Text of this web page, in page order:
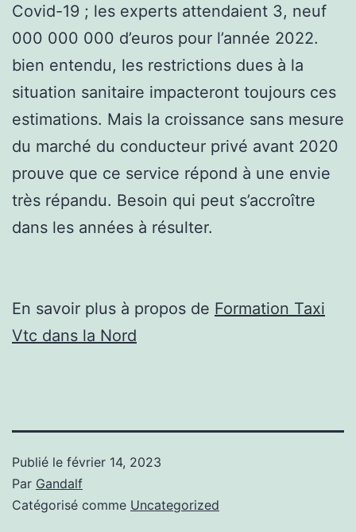
Covid-19 ; les experts attendaient 3, neuf
000 000 000 d’euros pour l’année 2022.
bien entendu, les restrictions dues à la
situation sanitaire impacteront toujours ces
estimations. Mais la croissance sans mesure
du marché du conducteur privé avant 2020
prouve que ce service répond à une envie
très répandu. Besoin qui peut s’accroître
dans les années à résulter.
En savoir plus à propos de Formation Taxi
Vtc dans la Nord
Publié le février 14, 2023
Par Gandalf
Catégorisé comme Uncategorized